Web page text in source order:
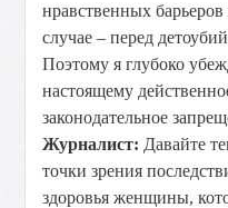
нравственных
случае – перед
Поэтому я глубоко
настоящему
законодательное
Журналист: Давайте
точки зрения
здоровья женщины,